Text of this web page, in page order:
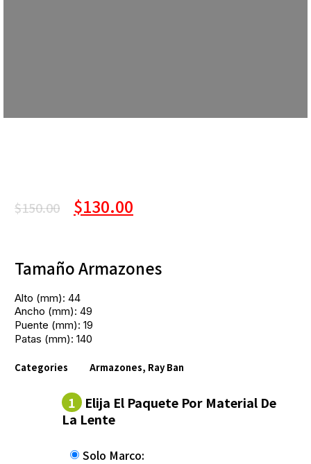
$150.00 $130.00
Tamaño Armazones
Alto (mm): 44
Ancho (mm): 49
Puente (mm): 19
Patas (mm): 140
Categories Armazones, Ray Ban
1 Elija El Paquete Por Material De
La Lente
Solo Marco: